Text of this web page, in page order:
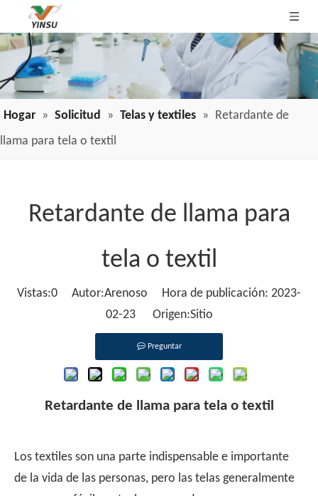
Hogar » Solicitud » Telas y textiles » Retardante de
llama para tela o textil
Retardante de llama para
tela o textil
Vistas:0 Autor:Arenoso Hora de publicación: 2023-
02-23 Origen:Sitio
Preguntar
Retardante de llama para tela o textil
Los textiles son una parte indispensable e importante
de la vida de las personas, pero las telas generalmente